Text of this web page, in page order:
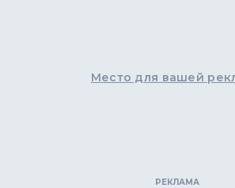
Место для вашей